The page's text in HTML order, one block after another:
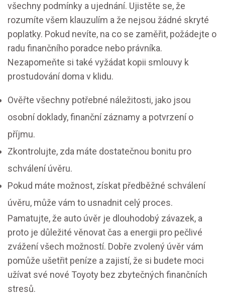
všechny podmínky a ujednání. Ujistěte se, že
rozumíte všem klauzulím a že nejsou žádné skryté
poplatky. Pokud nevíte, na co se zaměřit, požádejte o
radu finančního poradce nebo právníka.
Nezapomeňte si také vyžádat kopii smlouvy k
prostudování doma v klidu.
Ověřte všechny potřebné náležitosti, jako jsou
osobní doklady, finanční záznamy a potvrzení o
příjmu.
Zkontrolujte, zda máte dostatečnou bonitu pro
schválení úvěru.
Pokud máte možnost, získat předběžné schválení
úvěru, může vám to usnadnit celý proces.
Pamatujte, že auto úvěr je dlouhodobý závazek, a
proto je důležité věnovat čas a energii pro pečlivé
zvážení všech možností. Dobře zvolený úvěr vám
pomůže ušetřit peníze a zajistí, že si budete moci
užívat své nové Toyoty bez zbytečných finančních
stresů.